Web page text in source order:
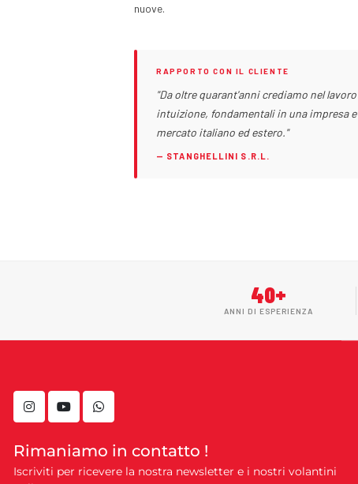
nuove.
RAPPORTO CON IL CLIENTE
"Da oltre quarant'anni crediamo nel
intuizione, fondamentali in una impresa
mercato italiano ed estero."
— STANGHELLINI S.R.L.
40+
ANNI DI ESPERIENZA
instagramyoutubewhatsapp
Rimaniamo in contatto !
Iscriviti per ricevere la nostra newsletter e i nostri volantini